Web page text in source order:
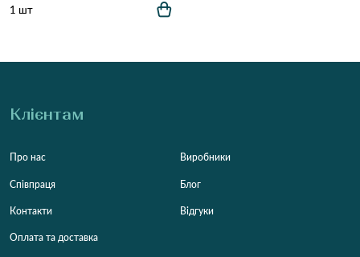
1 шт
Клієнтам
Про нас
Співпраця
Контакти
Оплата та доставка
Виробники
Блог
Відгуки